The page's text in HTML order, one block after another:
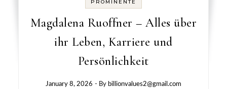
PROMINENTE
Magdalena Ruoffner – Alles über
ihr Leben, Karriere und
Persönlichkeit
January 8, 2026 - By billionvalues2@gmail.com